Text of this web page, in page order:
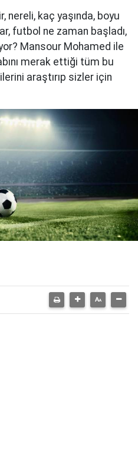
nereli, kaç yaşında, boyu
futbol ne zaman başladı,
Mansour Mohamed ile
merak ettiği tüm bu
araştırıp sizler için